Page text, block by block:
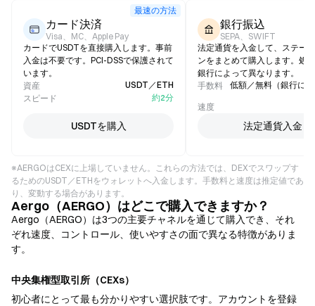
最速の方法
カード決済
Visa、MC、Apple Pay
カードでUSDTを直接購入します。事前
入金は不要です。PCI-DSSで保護されて
います。
資産
USDT／ETH
スピード
約2分
USDTを購入
銀行振込
SEPA、SWIFT
法定通貨を入金して、ステー
ンをまとめて購入します。処
銀行によって異なります。
手数料
低額／無料（銀行に
速度
法定通貨入金
※AERGOはCEXに上場していません。これらの方法では、DEXでスワップす
るためのUSDT／ETHをウォレットへ入金します。手数料と速度は推定値であ
り、変動する場合があります。
Aergo（AERGO）はどこで購入できますか？
Aergo（AERGO）は3つの主要チャネルを通じて購入でき、それ
ぞれ速度、コントロール、使いやすさの面で異なる特徴がありま
す。
中央集権型取引所（CEXs）
初心者にとって最も分かりやすい選択肢です。アカウントを登録